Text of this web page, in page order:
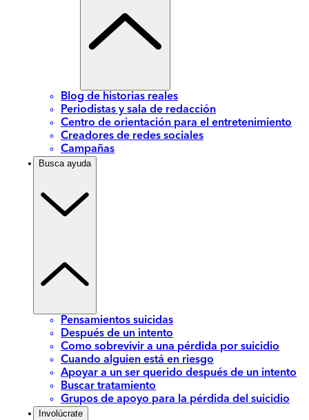
Blog de historias reales
Periodistas y sala de redacción
Centro de orientación para el entretenimiento
Creadores de redes sociales
Campañas
Busca ayuda
Pensamientos suicidas
Después de un intento
Como sobrevivir a una pérdida por suicidio
Cuando alguien está en riesgo
Apoyar a un ser querido después de un intento
Buscar tratamiento
Grupos de apoyo para la pérdida del suicidio
Involúcrate